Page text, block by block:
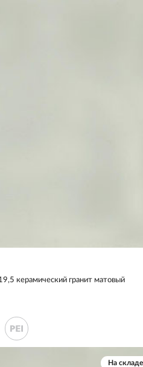
керамический гранит матовый
На складе